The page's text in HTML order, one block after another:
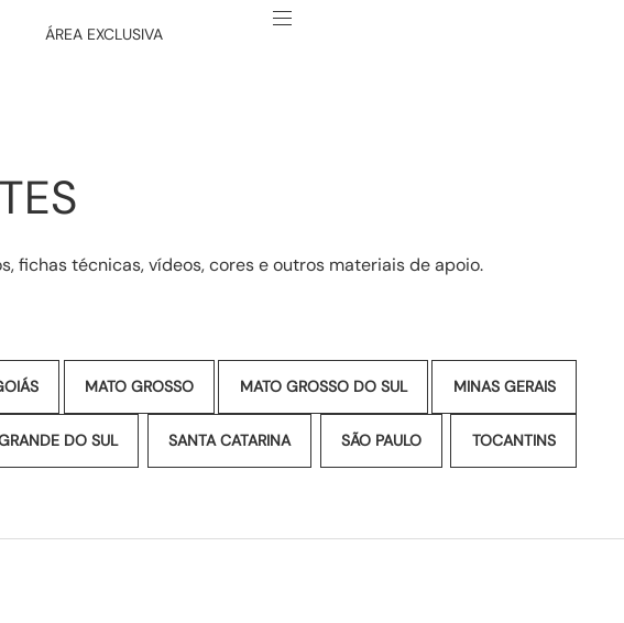
ÁREA EXCLUSIVA
fichas técnicas, vídeos, cores e outros materiais de apoio.
MATO GROSSO MATO GROSSO DO SUL MINAS GERAIS
DO SUL SANTA CATARINA SÃO PAULO TOCANTINS